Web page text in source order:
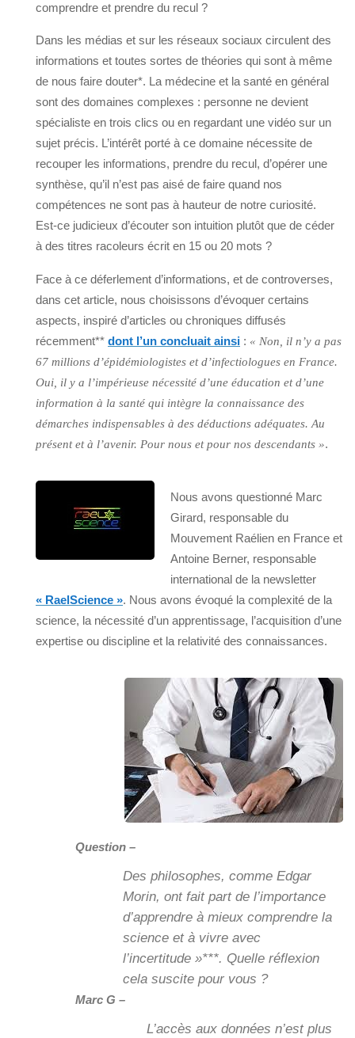
comprendre et prendre du recul ?
Dans les médias et sur les réseaux sociaux circulent des
informations et toutes sortes de théories qui sont à même
de nous faire douter*. La médecine et la santé en général
sont des domaines complexes : personne ne devient
spécialiste en trois clics ou en regardant une vidéo sur un
sujet précis. L’intérêt porté à ce domaine nécessite de
recouper les informations, prendre du recul, d’opérer une
synthèse, qu’il n’est pas aisé de faire quand nos
compétences ne sont pas à hauteur de notre curiosité.
Est-ce judicieux d’écouter son intuition plutôt que de céder
à des titres racoleurs écrit en 15 ou 20 mots ?
Face à ce déferlement d’informations, et de controverses,
dans cet article, nous choisissons d’évoquer certains
aspects, inspiré d’articles ou chroniques diffusés
récemment** dont l’un concluait ainsi : « Non, il n’y a pas
67 millions d’épidémiologistes et d’infectiologues en France.
Oui, il y a l’impérieuse nécessité d’une éducation et d’une
information à la santé qui intègre la connaissance des
démarches indispensables à des déductions adéquates. Au
présent et à l’avenir. Pour nous et pour nos descendants ».
Nous avons questionné Marc
Girard, responsable du
Mouvement Raélien en France et
Antoine Berner, responsable
international de la newsletter
« RaelScience ». Nous avons évoqué la complexité de la
science, la nécessité d’un apprentissage, l’acquisition d’une
expertise ou discipline et la relativité des connaissances.
Question –
Des philosophes, comme Edgar
Morin, ont fait part de l’importance
d’apprendre à mieux comprendre la
science et à vivre avec
l’incertitude »***. Quelle réflexion
cela suscite pour vous ?
Marc G –
L’accès aux données n’est plus